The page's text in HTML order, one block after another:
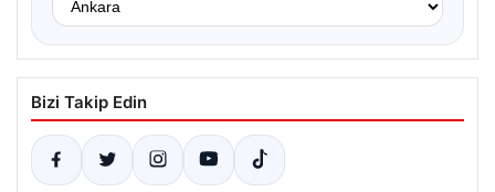
Bizi Takip Edin